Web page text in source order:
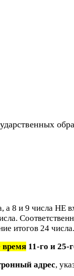
8 и 9 числа НЕ
итогов 24 числа.
время 11-го и 25-
адрес,